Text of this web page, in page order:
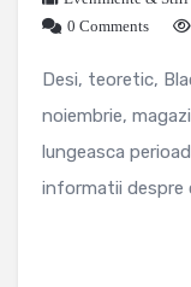
0 Comments
Desi, teoretic,
noiembrie,
lungeasca
informatii despre